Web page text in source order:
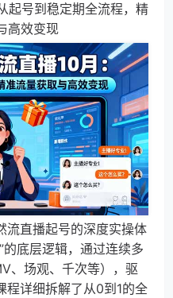
起号到稳定期全流程，精
高效变现
流直播起号的深度实操体
的底层逻辑，通过连续多
、场观、千次等），驱
程详细拆解了从0到1的全